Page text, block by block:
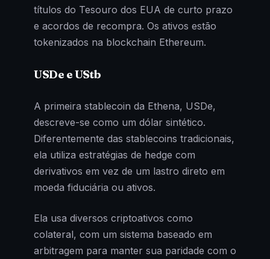
títulos do Tesouro dos EUA de curto prazo
e acordos de recompra. Os ativos estão
tokenizados na blockchain Ethereum.
USDe e UStb
A primeira stablecoin da Ethena, USDe,
descreve-se como um dólar sintético.
Diferentemente das stablecoins tradicionais,
ela utiliza estratégias de hedge com
derivativos em vez de um lastro direto em
moeda fiduciária ou ativos.
Ela usa diversos criptoativos como
colateral, com um sistema baseado em
arbitragem para manter sua paridade com o